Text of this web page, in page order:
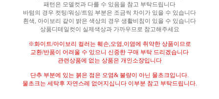
패턴은 모델컷과 다를 수 있음을 참고 부탁드립니다
바텀의 경우 컷팅/워싱/트임 부분은 조금씩 차이가 있을 수 있습니다
흰색, 아이보리 같이 밝은 색상의 경우 생활비침이 있을 수 있습니다
상품디테일컷이 실제색상과 가까우므로 참고해주세요
※화이트/아이보리 컬러는 훼손,오염,이염에 취약한 상품이므로
교환/반품이 어려울 수 있으니 신중한 구매 부탁 드리겠습니다
관련상품에 없는 상품은 개인소장입니다
단추 부분에 있는 붉은 점은 오염& 불량이 아닌 물초크입니다.
물초크는 세탁후 자연스레 없어지십니다 이부분 참고 부탁드립니다.